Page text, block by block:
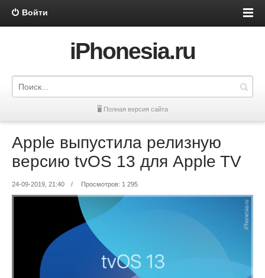
Войти
iPhonesia.ru
🖥 Полная версия сайта
Apple выпустила релизную
версию tvOS 13 для Apple TV
24-09-2019, 21:40 / Просмотров: 1 295